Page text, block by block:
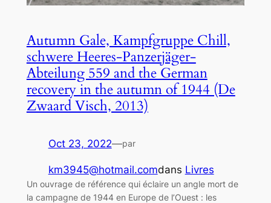
Autumn Gale, Kampfgruppe Chill,
schwere Heeres-Panzerjäger-
Abteilung 559 and the German
recovery in the autumn of 1944 (De
Zwaard Visch, 2013)
Oct 23, 2022—par
km3945@hotmail.comdans Livres
Un ouvrage de référence qui éclaire un angle mort de
la campagne de 1944 en Europe de l’Ouest : les